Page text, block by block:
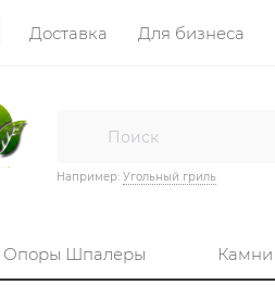
Доставка Для бизнеса
Например: Угольный гриль
Опоры Шпалеры Камни